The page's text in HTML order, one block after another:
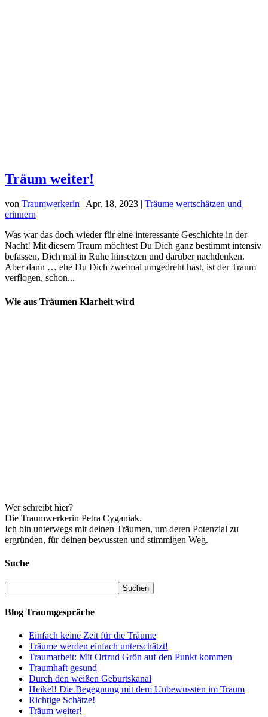
Träum weiter!
von Traumwerkerin | Apr. 18, 2023 | Träume wertschätzen und
erinnern
Was war das doch wieder für eine interessante Geschichte in der
Nacht! Mit diesem Traum möchtest Du Dich ganz bestimmt intensiv
befassen, Dich mal in Ruhe hinsetzen und darüber nachdenken.
Aber dann … ehe Du Dich zweimal umgedreht hast, ist der Traum
verflogen, schon...
Wie aus Träumen Klarheit wird
Wer schreibt hier?
Die Traumwerkerin Petra Cyganiak.
Ich bin unterwegs mit deinen Träumen, um deren Potenzial zu
ergründen, für deinen bewussten und stimmigen Weg.
Suche
nach:
Blog Traumgespräche
Einfach keine Zeit für die Träume
Träume werden einfach unterschätzt!
Traumarbeit: Mit Ortrud Grön auf den Punkt kommen
Traumhaft gesund
Durch den weißen Geburtskanal
Heikel! Die Begegnung mit dem Unbewussten im Traum
Richtige Schätze!
Träum weiter!